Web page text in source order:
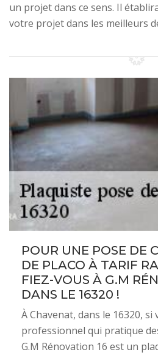
un projet dans ce sens. Il
votre projet dans les meilleurs
POUR UNE POSE DE
DE PLACO À TARIF
FIEZ-VOUS À G.M
DANS LE 16320 !
À Chavenat, dans le 16320,
professionnel qui pratique
G.M Rénovation 16 est un